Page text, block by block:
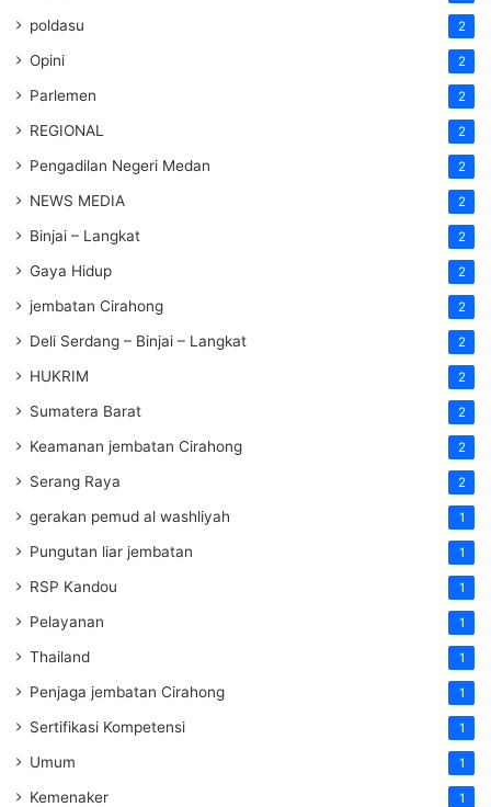
poldasu 2
Opini 2
Parlemen 2
REGIONAL 2
Pengadilan Negeri Medan 2
NEWS MEDIA 2
Binjai – Langkat 2
Gaya Hidup 2
jembatan Cirahong 2
Deli Serdang – Binjai – Langkat 2
HUKRIM 2
Sumatera Barat 2
Keamanan jembatan Cirahong 2
Serang Raya 2
gerakan pemud al washliyah 1
Pungutan liar jembatan 1
RSP Kandou 1
Pelayanan 1
Thailand 1
Penjaga jembatan Cirahong 1
Sertifikasi Kompetensi 1
Umum 1
Kemenaker 1